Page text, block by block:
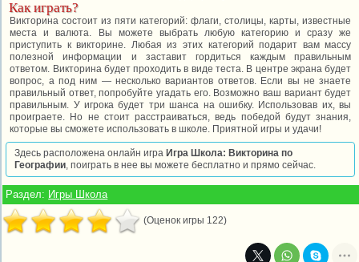
Как играть?
Викторина состоит из пяти категорий: флаги, столицы, карты, известные
места и валюта. Вы можете выбрать любую категорию и сразу же
приступить к викторине. Любая из этих категорий подарит вам массу
полезной информации и заставит гордиться каждым правильным
ответом. Викторина будет проходить в виде теста. В центре экрана будет
вопрос, а под ним — несколько вариантов ответов. Если вы не знаете
правильный ответ, попробуйте угадать его. Возможно ваш вариант будет
правильным. У игрока будет три шанса на ошибку. Использовав их, вы
проиграете. Но не стоит расстраиваться, ведь победой будут знания,
которые вы сможете использовать в школе. Приятной игры и удачи!
Здесь расположена онлайн игра Игра Школа: Викторина по
Географии, поиграть в нее вы можете бесплатно и прямо сейчас.
Раздел: Игры Школа
(Оценок игры 122)